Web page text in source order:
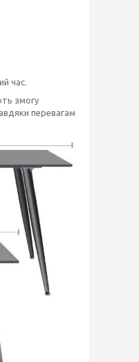
час.
змогу
перевагам